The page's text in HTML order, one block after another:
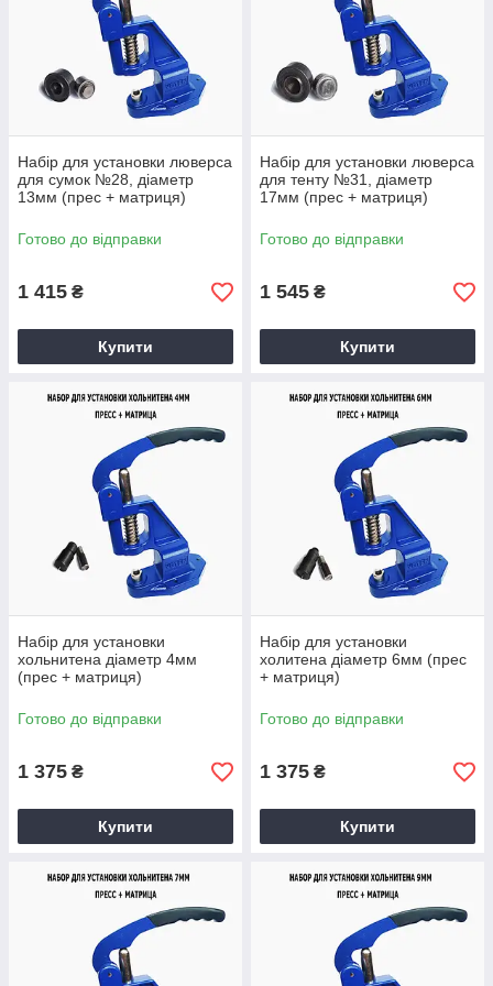
В наборе пресс и матрица для заклепок 9 мм.
Преимущества
использования пресса
деформации.
Установка люверсов
Крепление украшений на одежду и
Ускорение работ по
декорированию изделий.
Высокая надежность и прочность.
Удобство и простота работы
Особенности сотрудничества
Набір для установки люверса
для сумок №28, діаметр
13мм (прес + матриця)
Готово до відправки
1 415 ₴
Купити
Набір для установки люверса
для тенту №31, діаметр
17мм (прес + матриця)
Готово до відправки
1 545 ₴
Купити
Набір для установки
хольнитена діаметр 4мм
(прес + матриця)
Готово до відправки
1 375 ₴
Купити
Набір для установки
холитена діаметр 6мм (прес
+ матриця)
Готово до відправки
1 375 ₴
Купити